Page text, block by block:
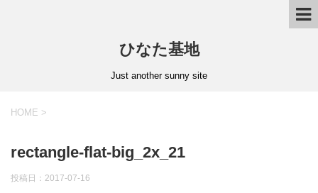
ひなた基地
Just another sunny site
HOME >
rectangle-flat-big_2x_21
投稿日：2017-07-16